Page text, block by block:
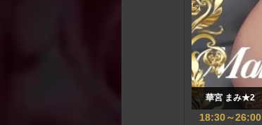
華宮 まみ★2
18:30～26:00